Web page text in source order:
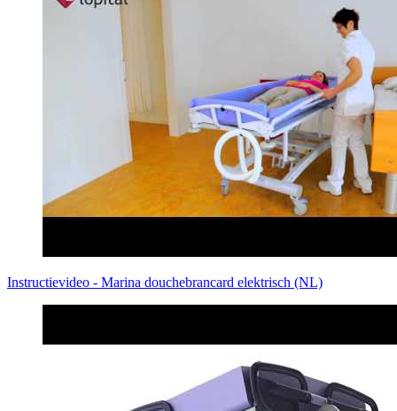
Instructievideo - Marina douchebrancard elektrisch (NL)